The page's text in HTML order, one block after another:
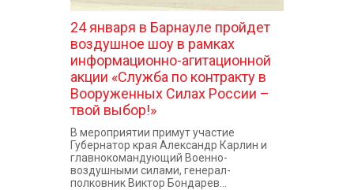
24 января в Барнауле пройдет
воздушное шоу в рамках
информационно-агитационной
акции «Служба по контракту в
Вооруженных Силах России –
твой выбор!»
В мероприятии примут участие
Губернатор края Александр Карлин и
главнокомандующий Военно-
воздушными силами, генерал-
полковник Виктор Бондарев...